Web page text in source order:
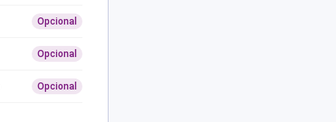
Opcional
Opcional
Opcional